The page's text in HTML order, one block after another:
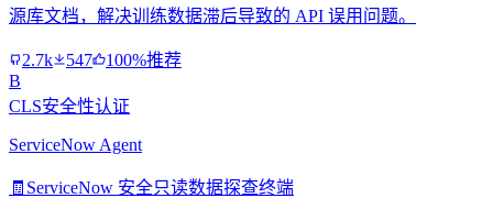
源库文档，解决训练数据滞后导致的 API 误用问题。
2.7k 547
100%推荐
B
CLS安全性认证
ServiceNow Agent
🧾 ServiceNow 安全只读数据探查终端